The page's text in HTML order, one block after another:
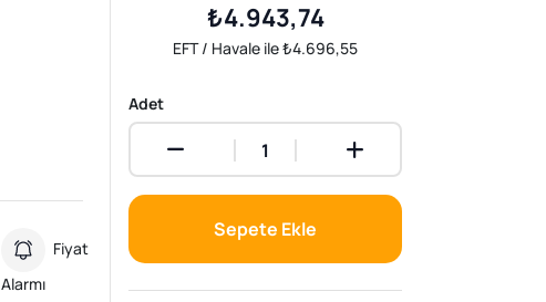
Fiyat
Alarmı
₺4.943,74
EFT / Havale ile ₺4.696,55
Adet
Sepete Ekle